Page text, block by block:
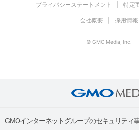
プライバシーステートメント 特定
会社概要 採用情報
© GMO Media, Inc.
GMOインターネットグループのセキュリティ